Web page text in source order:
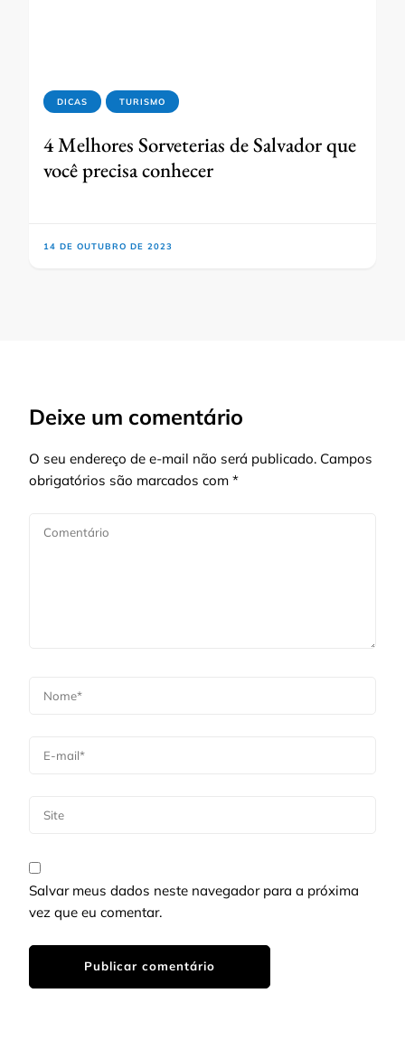
DICAS TURISMO
4 Melhores Sorveterias de Salvador que
você precisa conhecer
14 DE OUTUBRO DE 2023
Deixe um comentário
O seu endereço de e-mail não será publicado. Campos
obrigatórios são marcados com *
Salvar meus dados neste navegador para a próxima
vez que eu comentar.